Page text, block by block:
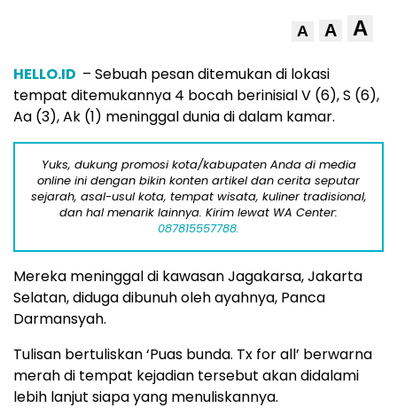
A A A
HELLO.ID – Sebuah pesan ditemukan di lokasi
tempat ditemukannya 4 bocah berinisial V (6), S (6),
Aa (3), Ak (1) meninggal dunia di dalam kamar.
Yuks, dukung promosi kota/kabupaten Anda di media
online ini dengan bikin konten artikel dan cerita seputar
sejarah, asal-usul kota, tempat wisata, kuliner tradisional,
dan hal menarik lainnya. Kirim lewat WA Center:
087815557788.
Mereka meninggal di kawasan Jagakarsa, Jakarta
Selatan, diduga dibunuh oleh ayahnya, Panca
Darmansyah.
Tulisan bertuliskan ‘Puas bunda. Tx for all’ berwarna
merah di tempat kejadian tersebut akan didalami
lebih lanjut siapa yang menuliskannya.